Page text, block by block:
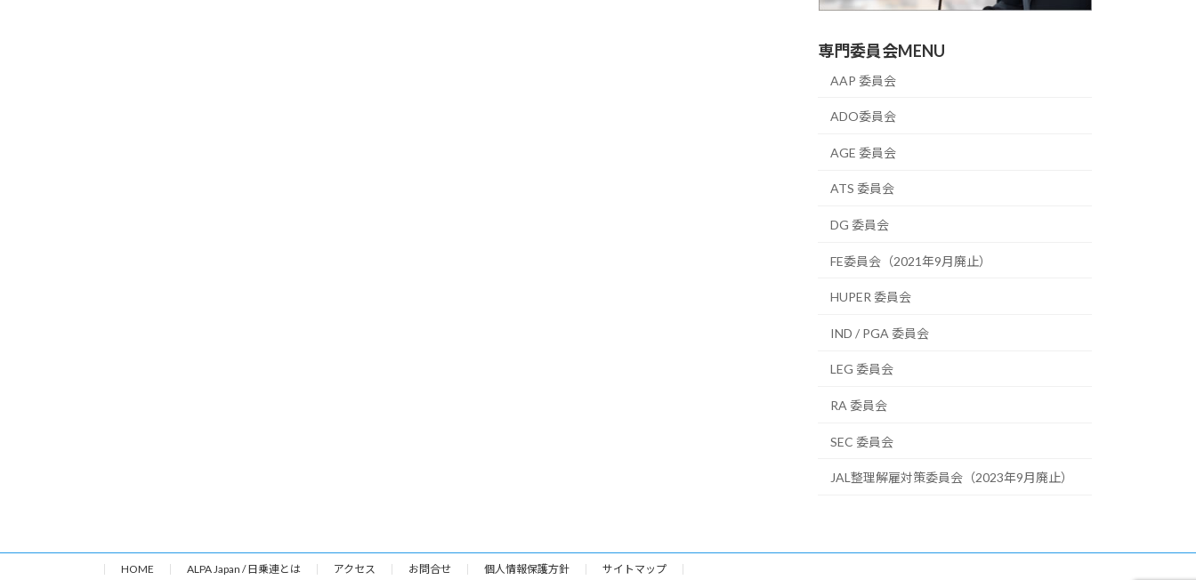
専門委員会MENU
AAP 委員会
ADO委員会
AGE 委員会
ATS 委員会
DG 委員会
FE委員会（2021年9月廃止）
HUPER 委員会
IND / PGA 委員会
LEG 委員会
RA 委員会
SEC 委員会
JAL整理解雇対策委員会（2023年9月廃止）
HOME ALPA Japan / 日乗連とは アクセス お問合せ 個人情報保護方針 サイトマップ